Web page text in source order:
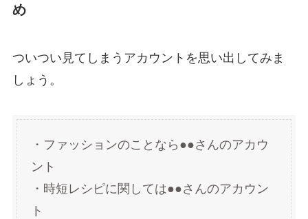
め
ついつい見てしまうアカウントを思い出してみま
しょう。
・ファッションのことなら●●さんのアカウ
ント
・時短レシピに関しては●●さんのアカウン
ト